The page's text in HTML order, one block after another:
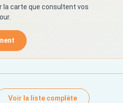
la carte que consultent vos
Voir la liste complète